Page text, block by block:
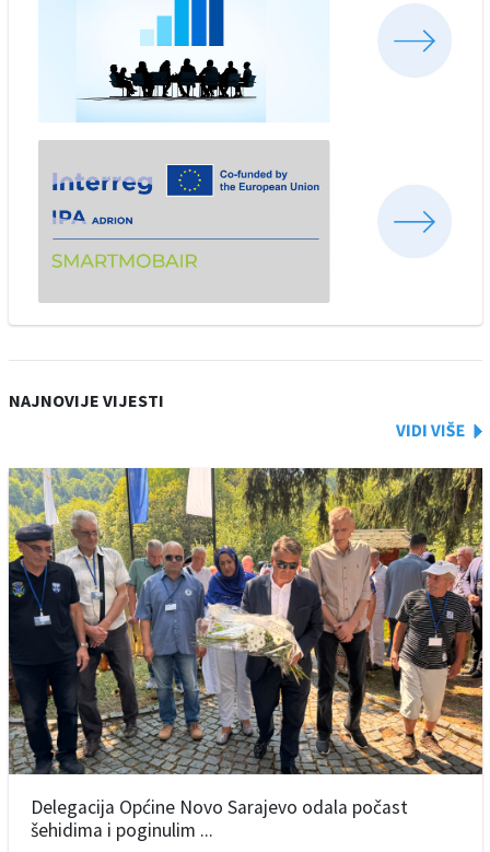
NAJNOVIJE VIJESTI
Delegacija Općine Novo Sarajevo odala počast
šehidima i poginulim ...